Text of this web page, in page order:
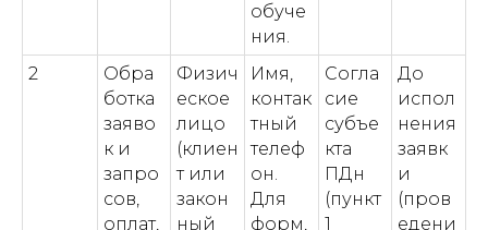
обуче
ния.
2
Обра
ботка
заяво
к и
запро
сов,
оплат,
Физич
еское
лицо
(клиен
т или
закон
ный
Имя,
контак
тный
телеф
он.
Для
форм,
Согла
сие
субъе
кта
ПДн
(пункт
1
До
испол
нения
заявк
и
(пров
едени